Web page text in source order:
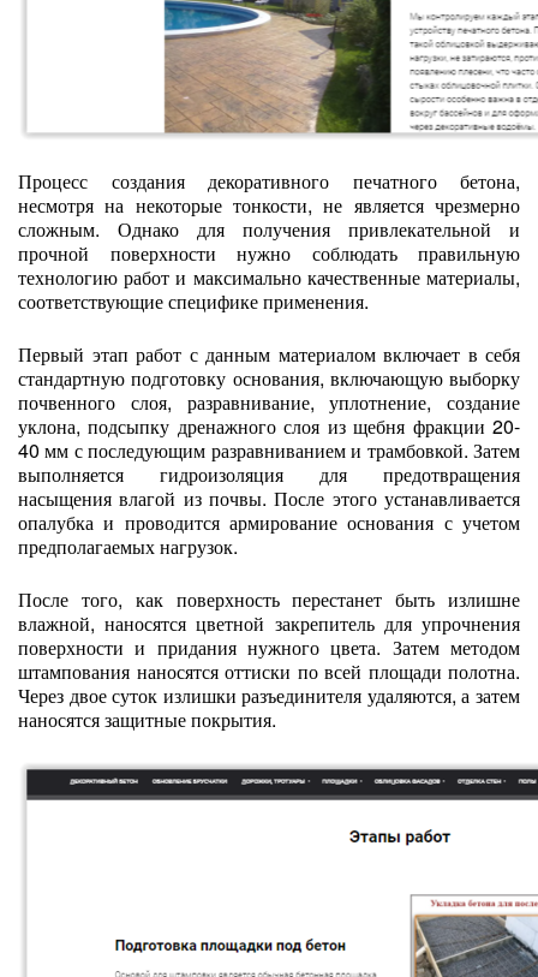
Процесс создания декоративного печатного бетона,
несмотря на некоторые тонкости, не является чрезмерно
сложным. Однако для получения привлекательной и
прочной поверхности нужно соблюдать правильную
технологию работ и максимально качественные материалы,
соответствующие специфике применения.
Первый этап работ с данным материалом включает в себя
стандартную подготовку основания, включающую выборку
почвенного слоя, разравнивание, уплотнение, создание
уклона, подсыпку дренажного слоя из щебня фракции 20-
40 мм с последующим разравниванием и трамбовкой. Затем
выполняется гидроизоляция для предотвращения
насыщения влагой из почвы. После этого устанавливается
опалубка и проводится армирование основания с учетом
предполагаемых нагрузок.
После того, как поверхность перестанет быть излишне
влажной, наносятся цветной закрепитель для упрочнения
поверхности и придания нужного цвета. Затем методом
штампования наносятся оттиски по всей площади полотна.
Через двое суток излишки разъединителя удаляются, а затем
наносятся защитные покрытия.